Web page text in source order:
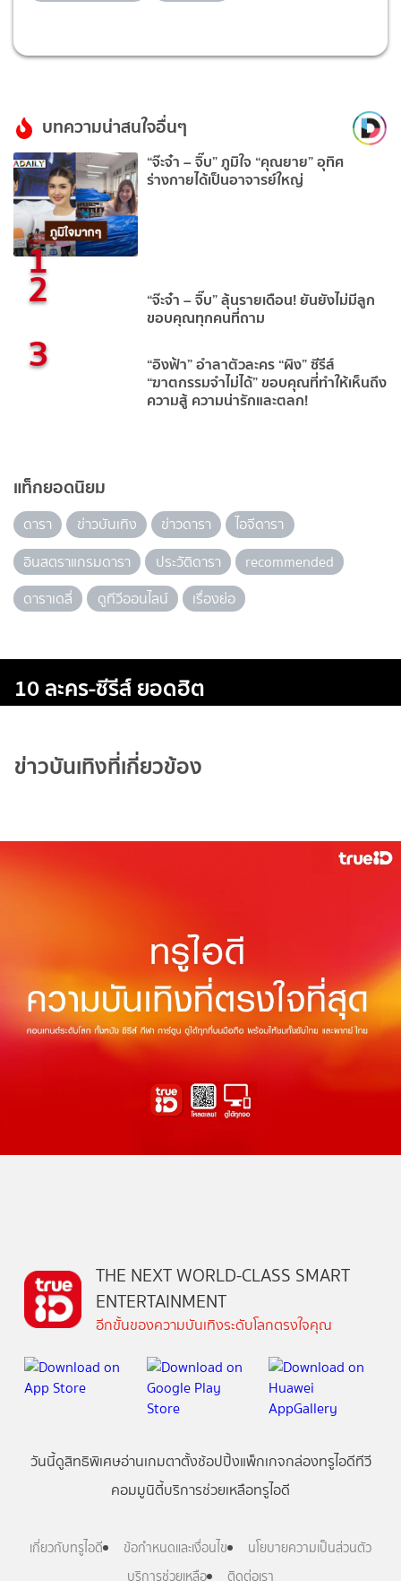
บทความน่าสนใจอื่นๆ
1
“จ๊ะจ๋า – จิ๊บ” ภูมิใจ “คุณยาย” อุทิศ
ร่างกายได้เป็นอาจารย์ใหญ่
2 “จ๊ะจ๋า – จิ๊บ” ลุ้นรายเดือน! ยันยังไม่มีลูก
ขอบคุณทุกคนที่ถาม
3 “อิงฟ้า” อำลาตัวละคร “ผิง” ซีรีส์
“ฆาตกรรมจำไม่ได้” ขอบคุณที่ทำให้เห็นถึง
ความสู้ ความน่ารักและตลก!
แท็กยอดนิยม
ดารา ข่าวบันเทิง ข่าวดารา
ไอจีดารา
อินสตราแกรมดารา
ประวัติดารา
recommended
ดาราเดลี่
ดูทีวีออนไลน์ เรื่องย่อ
10 ละคร-ซีรีส์ ยอดฮิต
ข่าวบันเทิงที่เกี่ยวข้อง
THE NEXT WORLD-CLASS SMART
ENTERTAINMENT
อีกขั้นของความบันเทิงระดับโลกตรงใจคุณ
วันนี้ดูสิทธิพิเศษอ่านเกมตาตั้งช้อปปิ้งแพ็กเกจกล่องทรูไอดีทีวี
คอมมูนิตี้บริการช่วยเหลือทรูไอดี
เกี่ยวกับทรูไอดี ข้อกำหนดและเงื่อนไข
นโยบายความเป็นส่วนตัว
บริการช่วยเหลือ
ติดต่อเรา